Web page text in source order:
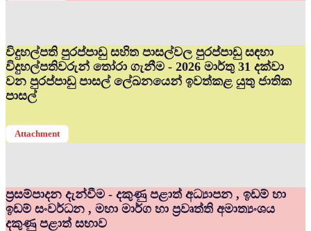
විදුහල්පති පුරප්පාඩු සහිත පාසල්වල පුරප්පාඩු සඳහා
විදුහල්පතිවරුන් තෝරා ගැනීම - 2026 මාර්තු 31 දක්වා
වන පුරප්පාඩු පාසල් ලේඛනයෙන් ඉවත්කළ යුතු ජාතික
පාසල්
Attachment
ප්‍රසම්පාදන දැන්වීම - දකුණු පළාත් අධ්‍යාපන , ඉඩම් හා
ඉඩම් සංවර්ධන , මහා මාර්ග හා ප්‍රවෘත්ති අමාත්‍යංශය
දකුණු පළාත් සභාව